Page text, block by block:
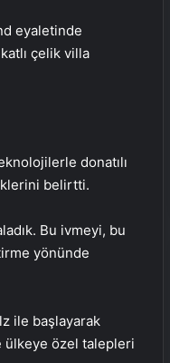
eyaletinde
çelik villa
donatılı
belirtti.
Bu ivmeyi, bu
yönünde
ile başlayarak
ülkeye özel talepleri